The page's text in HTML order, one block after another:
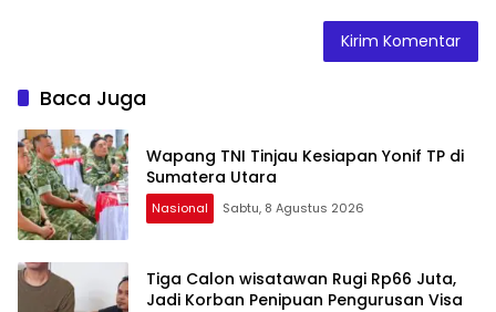
Baca Juga
Wapang TNI Tinjau Kesiapan Yonif TP di
Sumatera Utara
Nasional Sabtu, 8 Agustus 2026
Tiga Calon wisatawan Rugi Rp66 Juta,
Jadi Korban Penipuan Pengurusan Visa